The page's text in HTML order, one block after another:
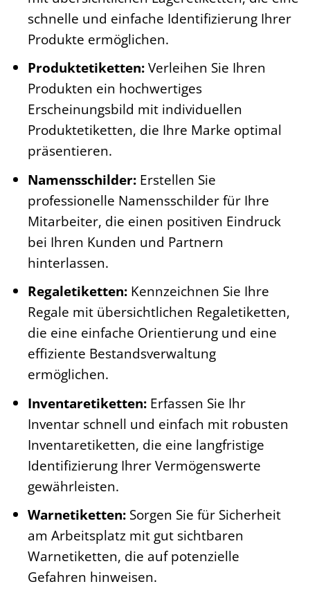
schnelle und einfache Identifizierung Ihrer
Produkte ermöglichen.
Produktetiketten:Verleihen Sie Ihren
Produkten ein hochwertiges
Erscheinungsbild mit individuellen
Produktetiketten, die Ihre Marke optimal
präsentieren.
Namensschilder:Erstellen Sie
professionelle Namensschilder für Ihre
Mitarbeiter, die einen positiven Eindruck
bei Ihren Kunden und Partnern
hinterlassen.
Regaletiketten:Kennzeichnen Sie Ihre
Regale mit übersichtlichen Regaletiketten,
die eine einfache Orientierung und eine
effiziente Bestandsverwaltung
ermöglichen.
Inventaretiketten:Erfassen Sie Ihr
Inventar schnell und einfach mit robusten
Inventaretiketten, die eine langfristige
Identifizierung Ihrer Vermögenswerte
gewährleisten.
Warnetiketten:Sorgen Sie für Sicherheit
am Arbeitsplatz mit gut sichtbaren
Warnetiketten, die auf potenzielle
Gefahren hinweisen.